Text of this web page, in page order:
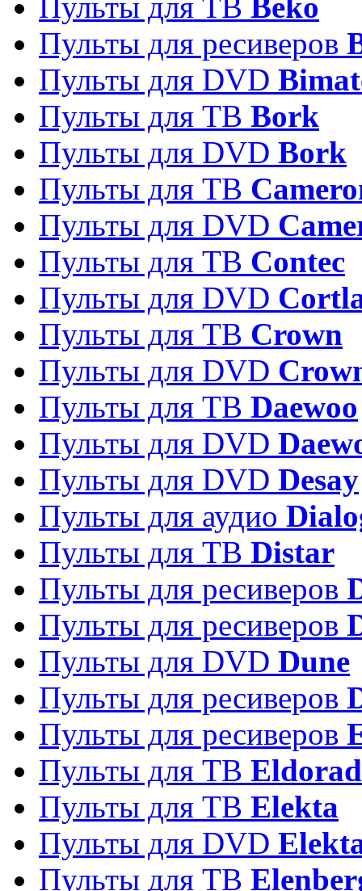
Пульты для ресиверов
Пульты для DVD
Пульты для ТВ Bork
Пульты для DVD Bork
Пульты для ТВ
Пульты для DVD
Пульты для ТВ Contec
Пульты для DVD
Пульты для ТВ Crown
Пульты для DVD
Пульты для ТВ Daewoo
Пульты для DVD
Пульты для DVD Desay
Пульты для аудио
Пульты для ТВ Distar
Пульты для ресиверов
Пульты для ресиверов
Пульты для DVD Dune
Пульты для ресиверов
Пульты для ресиверов
Пульты для ТВ
Пульты для ТВ Elekta
Пульты для DVD
Пульты для ТВ